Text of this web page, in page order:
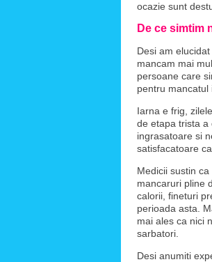
ocazie sunt
De ce simtim
Desi am
mancam mai
persoane care
pentru mancatul
Iarna e frig,
de etapa trista a
ingrasatoare si
satisfacatoare
Medicii sustin
mancaruri pline
calorii, fineturi
perioada asta.
mai ales ca nici
sarbatori.
Desi anumiti